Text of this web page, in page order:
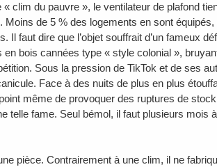
clim du pauvre », le ventilateur de plafond
Moins de 5 % des logements en sont
faut dire que l’objet souffrait d’un fameux
en bois cannées type « style colonial »,
Sous la pression de TikTok et de ses
Face à des nuits de plus en plus
même de provoquer des ruptures de
telle fame. Seul bémol, il faut plusieurs mois
pièce. Contrairement à une clim, il ne